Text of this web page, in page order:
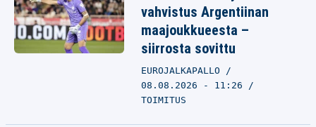
vahvistus Argentiinan
maajoukkueesta –
siirrosta sovittu
EUROJALKAPALLO
08.08.2026 - 11:26
TOIMITUS